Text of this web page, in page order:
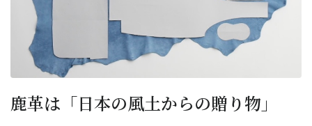
鹿革は「日本の風土からの贈り物」